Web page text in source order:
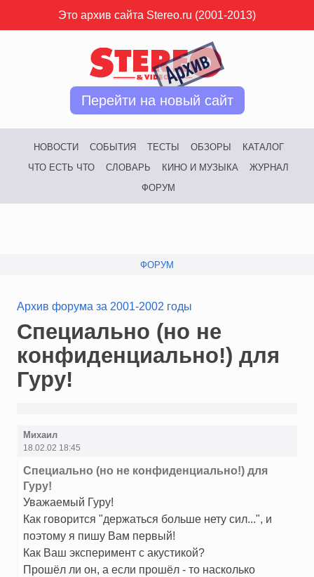
Это архив сайта Stereo.ru (2001-2013)
Перейти на новый сайт
НОВОСТИ СОБЫТИЯ ТЕСТЫ ОБЗОРЫ
КАТАЛОГ
ЧТО ЕСТЬ ЧТО
СЛОВАРЬ КИНО И МУЗЫКА
ЖУРНАЛ
ФОРУМ
ФОРУМ
Архив форума за 2001-2002 годы
Специально (но не
конфиденциально!) для
Гуру!
Михаил
18.02.02 18:45
Специально (но не конфиденциально!) для
Гуру!
Уважаемый Гуру!
Как говорится "держаться больше нету сил...", и
поэтому я пишу Вам первый!
Как Ваш эксперимент с акустикой?
Прошёл ли он, а если прошёл - то насколько